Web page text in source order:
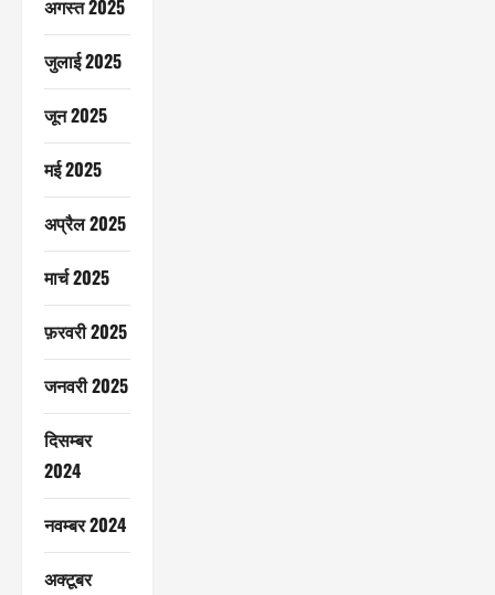
अगस्त 2025
जुलाई 2025
जून 2025
मई 2025
अप्रैल 2025
मार्च 2025
फ़रवरी 2025
जनवरी 2025
दिसम्बर
2024
नवम्बर 2024
अक्टूबर